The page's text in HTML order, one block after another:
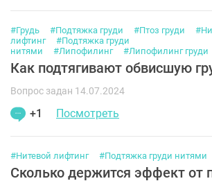
#Грудь #Подтяжка груди #Птоз груди
лифтинг
#Подтяжка груди
нитями
#Липофилинг #Липофилинг груди
Как подтягивают обвисшую
Вопрос задан 14.07.2024
+1 Посмотреть
#Нитевой лифтинг #Подтяжка груди нитями
Сколько держится эффект от